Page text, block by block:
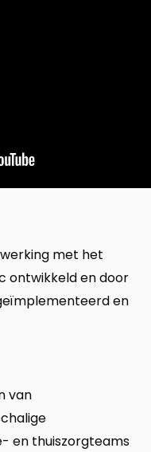
met het
ontwikkeld en door
en
van
en thuiszorgteams